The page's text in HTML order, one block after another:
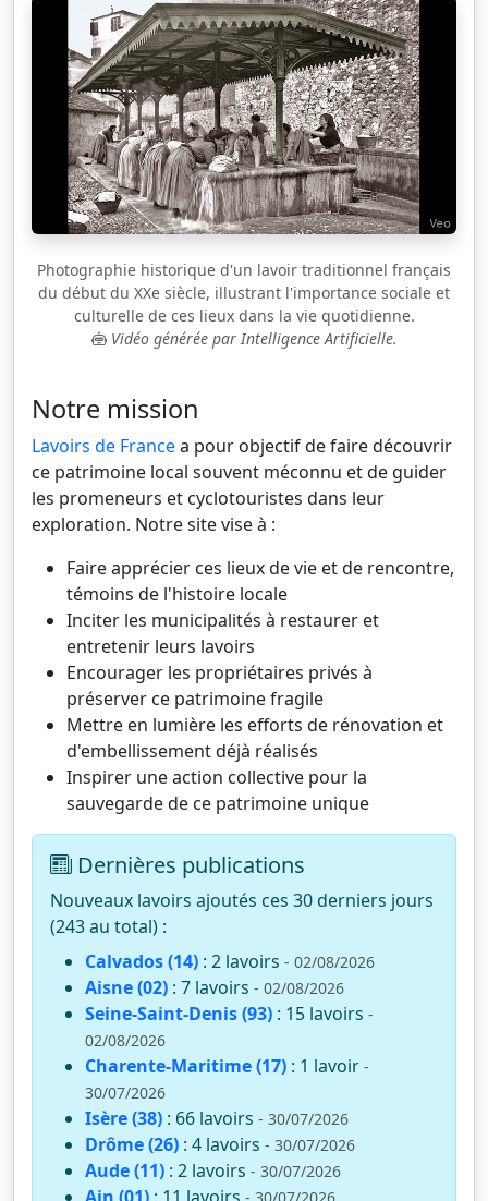
Photographie historique d'un lavoir traditionnel français
du début du XXe siècle, illustrant l'importance sociale et
culturelle de ces lieux dans la vie quotidienne.
Vidéo générée par Intelligence Artificielle.
Notre mission
Lavoirs de Francea pour objectif de faire découvrir
ce patrimoine local souvent méconnu et de guider
les promeneurs et cyclotouristes dans leur
exploration. Notre site vise à :
Faire apprécier ces lieux de vie et de rencontre,
témoins de l'histoire locale
Inciter les municipalités à restaurer et
entretenir leurs lavoirs
Encourager les propriétaires privés à
préserver ce patrimoine fragile
Mettre en lumière les efforts de rénovation et
d'embellissement déjà réalisés
Inspirer une action collective pour la
sauvegarde de ce patrimoine unique
Dernières publications
Nouveaux lavoirs ajoutés ces 30 derniers jours
(243 au total) :
Calvados (14) : 2 lavoirs - 02/08/2026
Aisne (02) : 7 lavoirs - 02/08/2026
Seine-Saint-Denis (93) : 15 lavoirs -
02/08/2026
Charente-Maritime (17) : 1 lavoir -
30/07/2026
Isère (38) : 66 lavoirs - 30/07/2026
Drôme (26) : 4 lavoirs - 30/07/2026
Aude (11) : 2 lavoirs - 30/07/2026